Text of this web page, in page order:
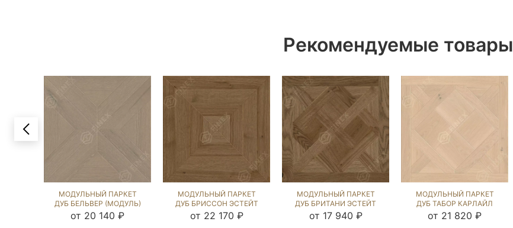
Рекомендуемые товары
МОДУЛЬНЫЙ ПАРКЕТ
ДУБ БЕЛЬВЕР (МОДУЛЬ)
ДАВ ГРЕЙ (BRUSHED)
от 20 140 ₽
МОДУЛЬНЫЙ ПАРКЕТ
ДУБ БРИССОН ЭСТЕЙТ
NEW (BRUSHED) 119916
от 22 170 ₽
МОДУЛЬНЫЙ ПАРКЕТ
ДУБ БРИТАНИ ЭСТЕЙТ
NEW (BRUSHED) 121525
от 17 940 ₽
МОДУЛЬНЫЙ ПАРКЕТ
ДУБ ТАБОР КАРЛАЙЛ
NEW (BRUSHED) 123314
от 21 820 ₽